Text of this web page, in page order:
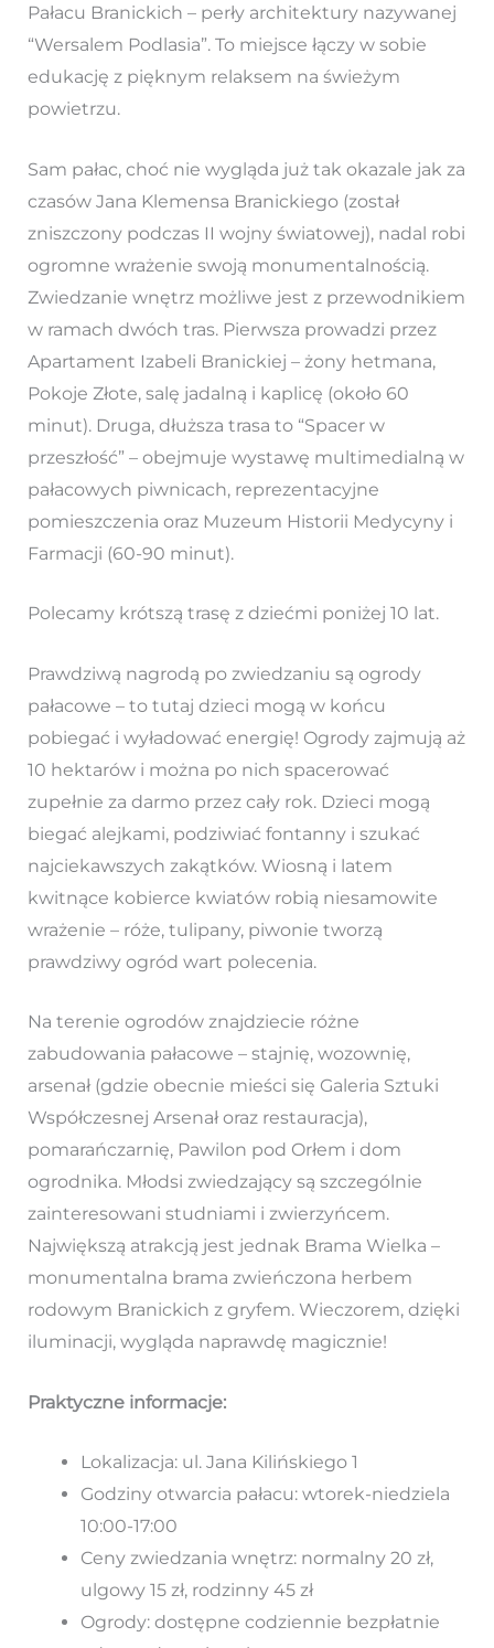
Pałacu Branickich – perły architektury nazywanej
“Wersalem Podlasia”. To miejsce łączy w sobie
edukację z pięknym relaksem na świeżym
powietrzu.
Sam pałac, choć nie wygląda już tak okazale jak za
czasów Jana Klemensa Branickiego (został
zniszczony podczas II wojny światowej), nadal robi
ogromne wrażenie swoją monumentalnością.
Zwiedzanie wnętrz możliwe jest z przewodnikiem
w ramach dwóch tras. Pierwsza prowadzi przez
Apartament Izabeli Branickiej – żony hetmana,
Pokoje Złote, salę jadalną i kaplicę (około 60
minut). Druga, dłuższa trasa to “Spacer w
przeszłość” – obejmuje wystawę multimedialną w
pałacowych piwnicach, reprezentacyjne
pomieszczenia oraz Muzeum Historii Medycyny i
Farmacji (60-90 minut).
Polecamy krótszą trasę z dziećmi poniżej 10 lat.
Prawdziwą nagrodą po zwiedzaniu są ogrody
pałacowe – to tutaj dzieci mogą w końcu
pobiegać i wyładować energię! Ogrody zajmują aż
10 hektarów i można po nich spacerować
zupełnie za darmo przez cały rok. Dzieci mogą
biegać alejkami, podziwiać fontanny i szukać
najciekawszych zakątków. Wiosną i latem
kwitnące kobierсe kwiatów robią niesamowite
wrażenie – róże, tulipany, piwonie tworzą
prawdziwy ogród wart polecenia.
Na terenie ogrodów znajdziecie różne
zabudowania pałacowe – stajnię, wozownię,
arsenał (gdzie obecnie mieści się Galeria Sztuki
Współczesnej Arsenał oraz restauracja),
pomarańczarnię, Pawilon pod Orłem i dom
ogrodnika. Młodsi zwiedzający są szczególnie
zainteresowani studniami i zwierzyńcem.
Największą atrakcją jest jednak Brama Wielka –
monumentalna brama zwieńczona herbem
rodowym Branickich z gryfem. Wieczorem, dzięki
iluminacji, wygląda naprawdę magicznie!
Praktyczne informacje:
Lokalizacja: ul. Jana Kilińskiego 1
Godziny otwarcia pałacu: wtorek-niedziela
10:00-17:00
Ceny zwiedzania wnętrz: normalny 20 zł,
ulgowy 15 zł, rodzinny 45 zł
Ogrody: dostępne codziennie bezpłatnie